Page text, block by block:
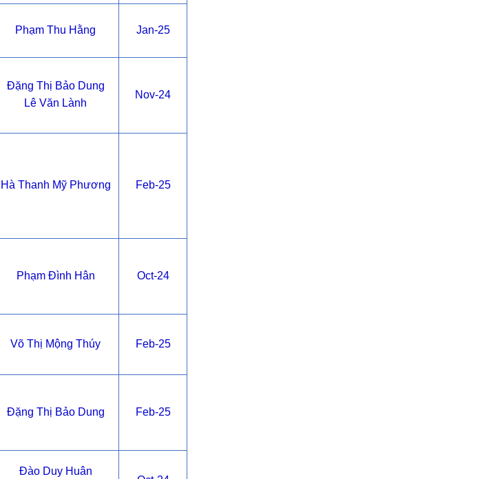
Phạm Thu Hằng Jan-25
Đặng Thị Bảo Dung
Lê Văn Lành
Nov-24
Hà Thanh Mỹ Phương Feb-25
Phạm Đình Hân Oct-24
Võ Thị Mộng Thúy Feb-25
Đặng Thị Bảo Dung Feb-25
Đào Duy Huân